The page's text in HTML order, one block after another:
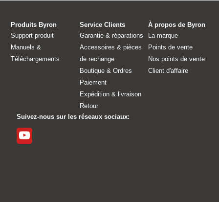
Produits Byron
Support produit
Manuels &
Téléchargements
Service Clients
Garantie & réparations
Accessoires & pièces
de rechange
Boutique & Ordres
Paiement
Expédition & livraison
Retour
À propos de Byron
La marque
Points de vente
Nos points de vente
Client d'affaire
Suivez-nous sur les réseaux sociaux: